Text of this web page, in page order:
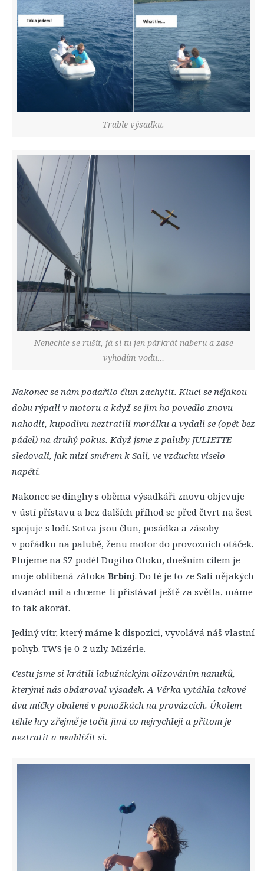
Trable výsadku.
Nenechte se rušit, já si tu jen párkrát naberu a zase
vyhodím vodu…
Nakonec se nám podařilo člun zachytit. Kluci se nějakou
dobu rýpali v motoru a když se jim ho povedlo znovu
nahodit, kupodivu neztratili morálku a vydali se (opět bez
pádel) na druhý pokus. Když jsme z paluby JULIETTE
sledovali, jak mizí směrem k Sali, ve vzduchu viselo
napětí.
Nakonec se dinghy s oběma výsadkáři znovu objevuje
v ústí přístavu a bez dalších příhod se před čtvrt na šest
spojuje s lodí. Sotva jsou člun, posádka a zásoby
v pořádku na palubě, ženu motor do provozních otáček.
Plujeme na SZ podél Dugiho Otoku, dnešním cílem je
moje oblíbená zátoka Brbinj. Do té je to ze Sali nějakých
dvanáct mil a chceme-li přistávat ještě za světla, máme
to tak akorát.
Jediný vítr, který máme k dispozici, vyvolává náš vlastní
pohyb. TWS je 0-2 uzly. Mizérie.
Cestu jsme si krátili labužnickým olizováním nanuků,
kterými nás obdaroval výsadek. A Věrka vytáhla takové
dva míčky obalené v ponožkách na provázcích. Úkolem
téhle hry zřejmě je točit jimi co nejrychleji a přitom je
neztratit a neublížit si.